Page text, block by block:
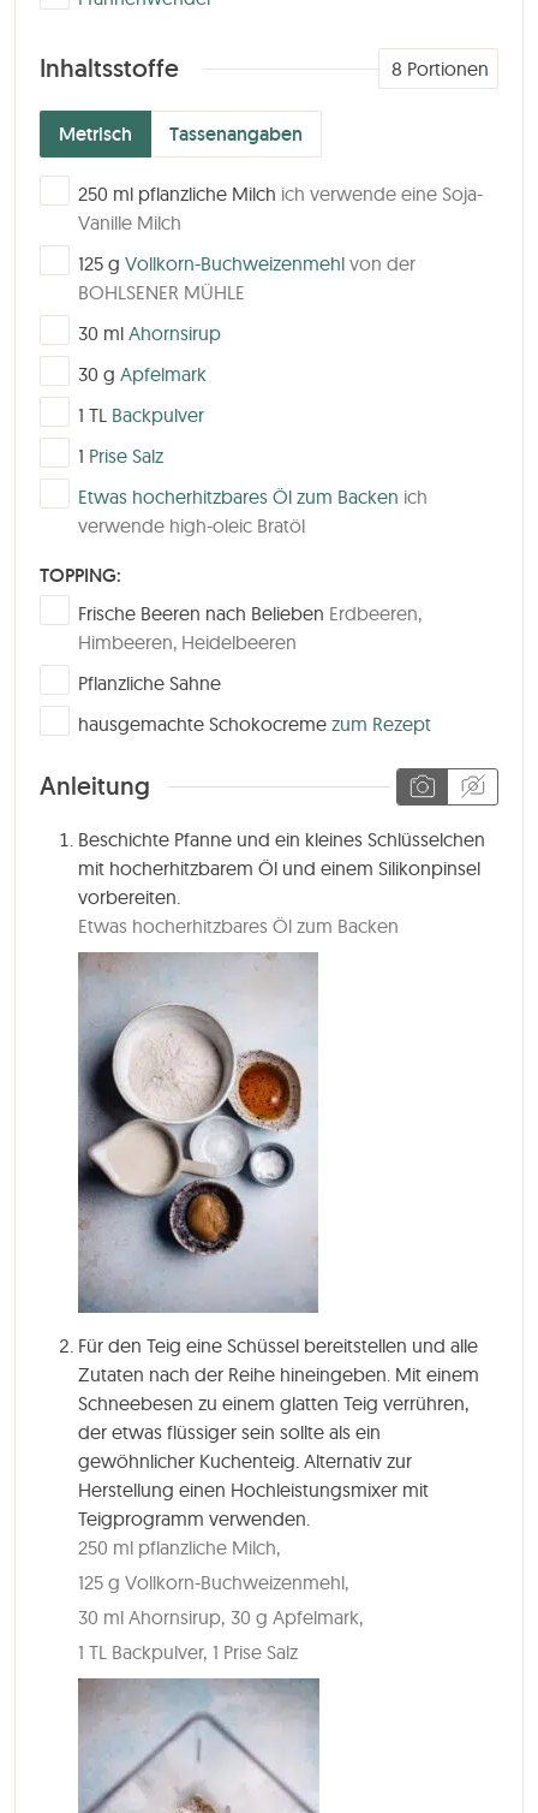
Inhaltsstoffe
Metrisch Tassenangaben
8 Portionen
▢
250 ml pflanzliche Milch ich verwende eine Soja-
Vanille Milch
▢
125 g Vollkorn-Buchweizenmehl von der
BOHLSENER MÜHLE
▢
30 ml Ahornsirup
▢
30 g Apfelmark
▢1 TL Backpulver
▢1 Prise Salz
▢
Etwas hocherhitzbares Öl zum Backen ich
verwende high-oleic Bratöl
TOPPING:
▢
Frische Beeren nach Belieben Erdbeeren,
Himbeeren, Heidelbeeren
▢
Pflanzliche Sahne
▢
hausgemachte Schokocreme zum Rezept
Anleitung
Beschichte Pfanne und ein kleines Schlüsselchen
mit hocherhitzbarem Öl und einem Silikonpinsel
vorbereiten.
Etwas hocherhitzbares Öl zum Backen
Für den Teig eine Schüssel bereitstellen und alle
Zutaten nach der Reihe hineingeben. Mit einem
Schneebesen zu einem glatten Teig verrühren,
der etwas flüssiger sein sollte als ein
gewöhnlicher Kuchenteig. Alternativ zur
Herstellung einen Hochleistungsmixer mit
Teigprogramm verwenden.
250 ml pflanzliche Milch,
125 g Vollkorn-Buchweizenmehl,
30 ml Ahornsirup, 30 g Apfelmark,
1 TL Backpulver, 1 Prise Salz